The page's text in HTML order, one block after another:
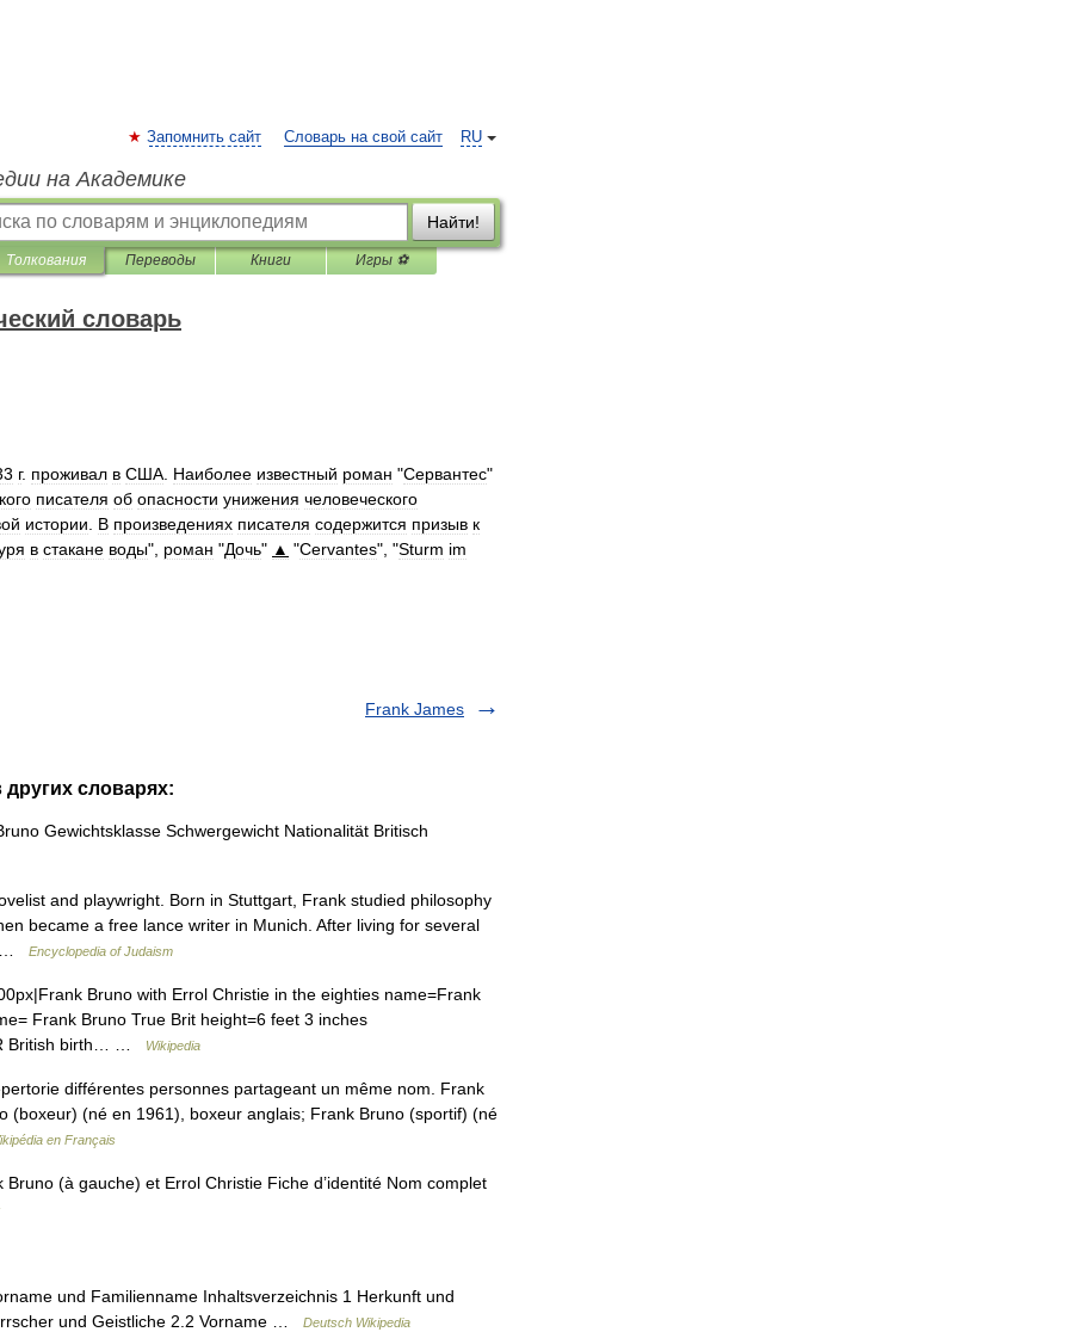
RU
Запомнить сайт Словарь на свой сайт
на Академике
Найти!
Толкования Переводы Книги Игры ⚽
словарь
г. проживал в США Наиболее известный роман "Сервантес"
писателя об опасности унижения человеческого
истории В произведениях писателя содержится призыв к
в стакане воды", роман "Дочь" ▲ "Cervantes", "Sturm im
Frank James
словарях:
Gewichtsklasse Schwergewicht Nationalität Britisch
and playwright. Born in Stuttgart, Frank studied philosophy
became a free lance writer in Munich. After living for several
Encyclopedia of Judaism
Bruno with Errol Christie in the eighties name=Frank
Frank Bruno True Brit height=6 feet 3 inches
British birth… …
Wikipedia
différentes personnes partageant un même nom. Frank
(boxeur) (né en 1961), boxeur anglais; Frank Bruno (sportif) (né
en Français
(à gauche) et Errol Christie Fiche d’identité Nom complet
und Familienname Inhaltsverzeichnis 1 Herkunft und
und Geistliche 2.2 Vorname …
Deutsch Wikipedia